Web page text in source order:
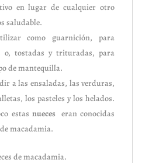
en lugar de cualquier otro
saludable.
como guarnición, para
o, tostadas y trituradas, para
de mantequilla.
a las ensaladas, las verduras,
los pasteles y los helados.
estasnueces eran conocidas
macadamia.
de macadamia.